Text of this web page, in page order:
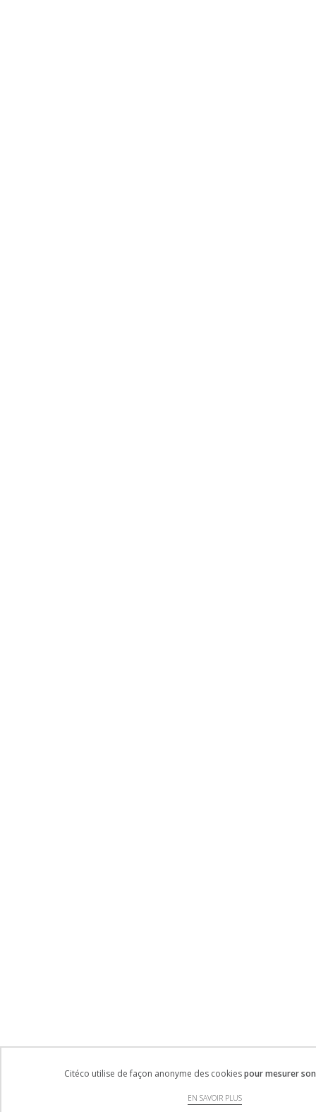
Citéco utilise de façon anonyme des cookiespour mesurer
EN SAVOIR PLUS